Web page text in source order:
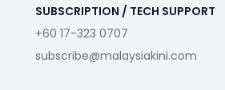
SUBSCRIPTION / TECH SUPPORT
+60 17-323 0707
subscribe@malaysiakini.com